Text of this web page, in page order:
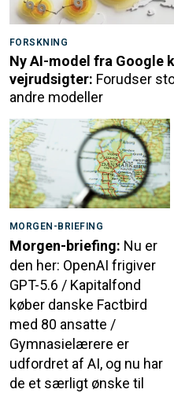
FORSKNING
Ny AI-model fra Google
vejrudsigter: Forudser
andre modeller
MORGEN-BRIEFING
Morgen-briefing: Nu er
den her: OpenAI frigiver
GPT-5.6 / Kapitalfond
køber danske Factbird
med 80 ansatte /
Gymnasielærere er
udfordret af AI, og nu har
de et særligt ønske til